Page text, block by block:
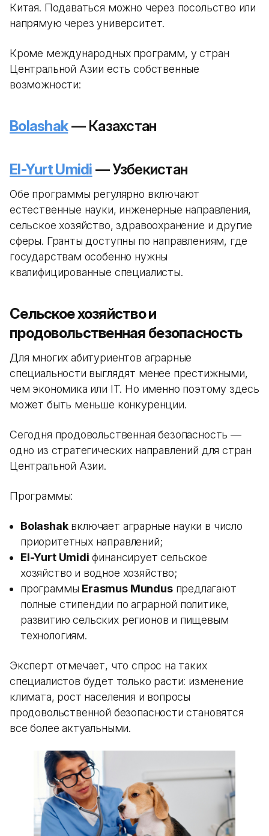
Китая. Подаваться можно через посольство или
напрямую через университет.
Кроме международных программ, у стран
Центральной Азии есть собственные
возможности:
Bolashak— Казахстан
El-Yurt Umidi — Узбекистан
Обе программы регулярно включают
естественные науки, инженерные направления,
сельское хозяйство, здравоохранение и другие
сферы. Гранты доступны по направлениям, где
государствам особенно нужны
квалифицированные специалисты.
Сельское хозяйство и
продовольственная безопасность
Для многих абитуриентов аграрные
специальности выглядят менее престижными,
чем экономика или IT. Но именно поэтому здесь
может быть меньше конкуренции.
Сегодня продовольственная безопасность —
одно из стратегических направлений для стран
Центральной Азии.
Программы:
Bolashakвключает аграрные науки в число
приоритетных направлений;
El-Yurt Umidi финансирует сельское
хозяйство и водное хозяйство;
программы Erasmus Mundusпредлагают
полные стипендии по аграрной политике,
развитию сельских регионов и пищевым
технологиям.
Эксперт отмечает, что спрос на таких
специалистов будет только расти: изменение
климата, рост населения и вопросы
продовольственной безопасности становятся
все более актуальными.